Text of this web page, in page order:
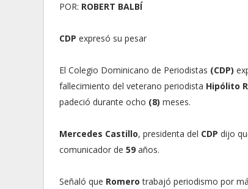
POR: ROBERT BALBÍ
CDP expresó su pesar
El Colegio Dominicano de Periodistas (CDP)
fallecimiento del veterano periodista Hipólito
padeció durante ocho (8) meses.
Mercedes Castillo, presidenta del CDP dijo
comunicador de 59 años.
Señaló que Romero trabajó periodismo por